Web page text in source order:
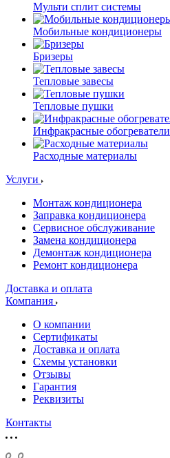
Мульти сплит системы
Мобильные кондиционеры
Бризеры
Тепловые завесы
Тепловые пушки
Инфракрасные обогреватели
Расходные материалы
Услуги
Монтаж кондиционера
Заправка кондиционера
Сервисное обслуживание
Замена кондиционера
Демонтаж кондиционера
Ремонт кондиционера
Доставка и оплата
Компания
О компании
Сертификаты
Доставка и оплата
Схемы установки
Отзывы
Гарантия
Реквизиты
Контакты